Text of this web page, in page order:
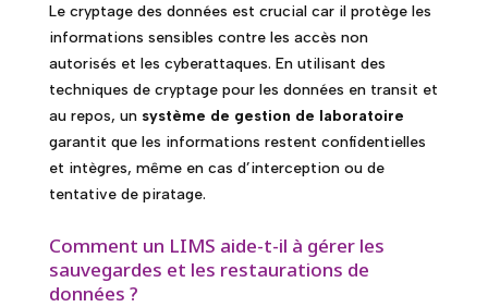
Le cryptage des données est crucial car il protège les
informations sensibles contre les accès non
autorisés et les cyberattaques. En utilisant des
techniques de cryptage pour les données en transit et
au repos, un système de gestion de laboratoire
garantit que les informations restent confidentielles
et intègres, même en cas d’interception ou de
tentative de piratage.
Comment un LIMS aide-t-il à gérer les
sauvegardes et les restaurations de
données ?